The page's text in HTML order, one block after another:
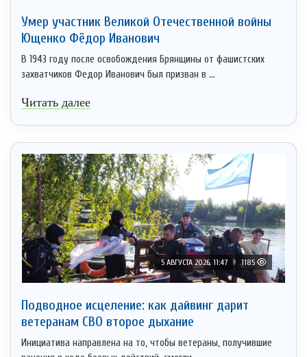
Умер участник Великой Отечественной войны
Ющенко Фёдор Иванович
В 1943 году после освобождения Брянщины от фашистских
захватчиков Федор Иванович был призван в ...
Читать далее
5 АВГУСТА 2026, 11:47 1185
Подводное исцеление: как дайвинг дарит
ветеранам СВО второе дыхание
Инициатива направлена на то, чтобы ветераны, получившие